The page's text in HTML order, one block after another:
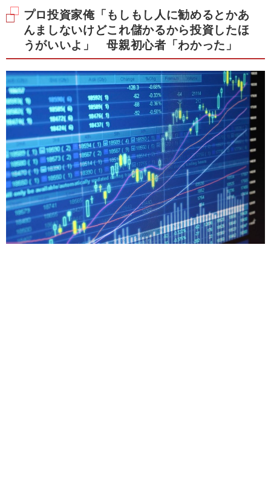
プロ投資家俺「もしもし人に勧めるとかあ
んましないけどこれ儲かるから投資したほ
うがいいよ」 母親初心者「わかった」